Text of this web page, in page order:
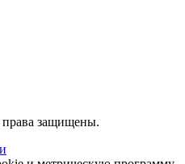
защищены.